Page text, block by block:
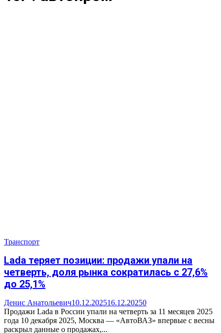
Транспорт
Lada теряет позиции: продажи упали на
четверть, доля рынка сократилась с 27,6%
до 25,1%
Денис Анатольевич10.12.202516.12.20250
Продажи Lada в России упали на четверть за 11 месяцев 2025
года 10 декабря 2025, Москва — «АвтоВАЗ» впервые с весны
раскрыл данные о продажах,...